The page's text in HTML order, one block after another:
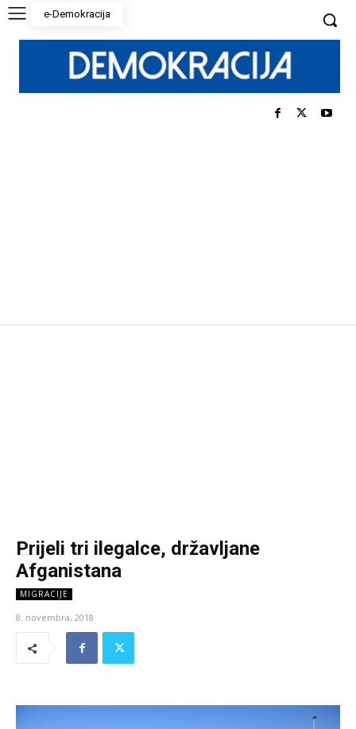
e-Demokracija
Prijeli tri ilegalce, državljane
Afganistana
MIGRACIJE
8. novembra, 2018